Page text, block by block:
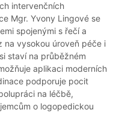
intervenčních
Mgr. Yvony Lingové se
spojenými s řečí a
na vysokou úroveň péče i
staví na průběžném
aplikaci moderních
podporuje pocit
na léčbě,
o logopedickou